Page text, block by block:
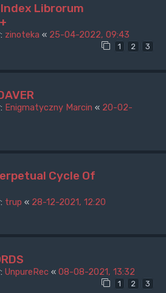
Index Librorum
zinoteka « 25-04-2022, 09:43
1 2 3
Enigmatyczny Marcin « 20-02-
Cycle Of
trup « 28-12-2021, 12:20
UnpureRec « 08-08-2021, 13:32
1 2 3